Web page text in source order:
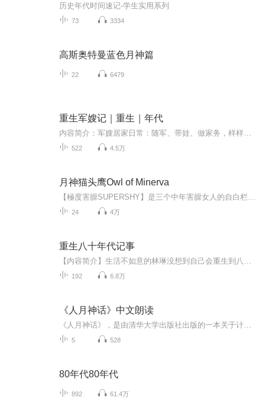
历史年代时间速记-学生实用系列
73 3334
高斯奥特曼蓝色月神篇
22 6479
重生军嫂记｜重生｜年代
522 4.5万
月神猫头鹰Owl of Minerva
24 4万
重生八十年代记事
192 6.8万
《人月神话》中文朗读
5 528
80年代80年代
892 61.4万